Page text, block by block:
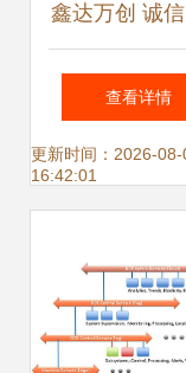
鑫达万创 诚
盘回收与数据
服务标杆
查看详情
更新时间：2026-08-
16:42:01